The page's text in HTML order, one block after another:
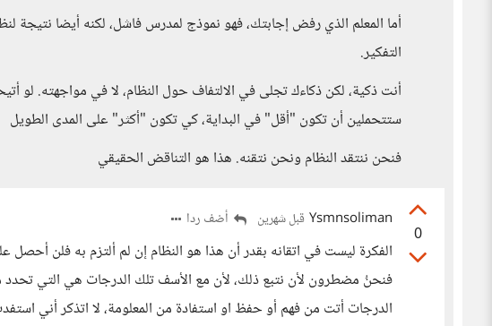
أما المعلم الذي رفض إجابتك، فهو نموذج لمدرس فاشل، لكنه أيضا نتيجة
التفكير.
أنت ذكية، لكن ذكاءك تجلى في الالتفاف حول النظام، لا في مواجهته. لو
ستتحملين أن تكون "أقل" في البداية، كي تكون "أكثر" على المدى الطويل
فنحن ننتقد النظام ونحن نتقنه. هذا هو التناقض الحقيقي
0
Ysmnsoliman قبل شهرين أضف ردا
الفكرة ليست في اتقانه بقدر أن هذا هو النظام إن لم ألتزم به فلن
فنحنُ مضطرون لأن نتبع ذلك، لأن مع الأسف تلك الدرجات هي التي تحدد
الدرجات أتت من فهم أو حفظ او استفادة من المعلومة، لا اتذكر أني